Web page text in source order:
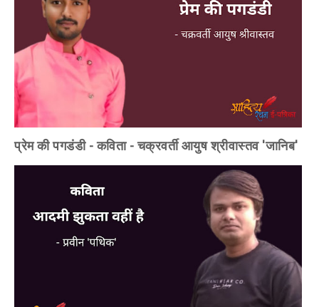
प्रेम की पगडंडी - कविता - चक्रवर्ती आयुष श्रीवास्तव 'जानिब'